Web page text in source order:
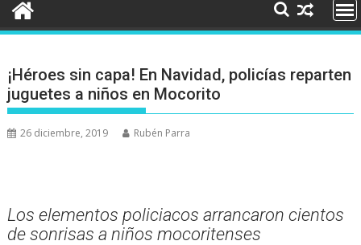
¡Héroes sin capa! En Navidad, policías reparten
juguetes a niños en Mocorito
26 diciembre, 2019 Rubén Parra
Los elementos policiacos arrancaron cientos
de sonrisas a niños mocoritenses